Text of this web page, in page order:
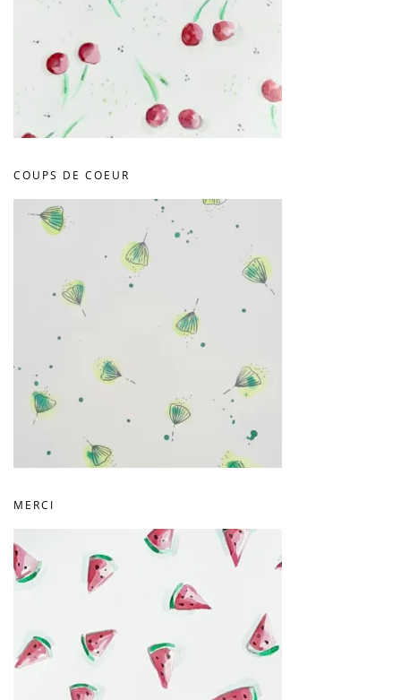
COUPS DE COEUR
MERCI